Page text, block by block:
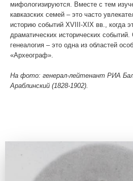
мифологизируются. Вместе с тем
кавказских семей – это часто
историю событий XVIII-XIX вв., когда
драматических исторических событий.
генеалогия – это одна из областей
«Археограф».
На фото: генерал-лейтенант РИА
Араблинский (1828-1902).